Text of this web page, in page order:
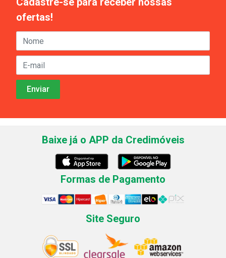
ofertas!
Baixe já o APP da Credimóveis
Formas de Pagamento
Site Seguro